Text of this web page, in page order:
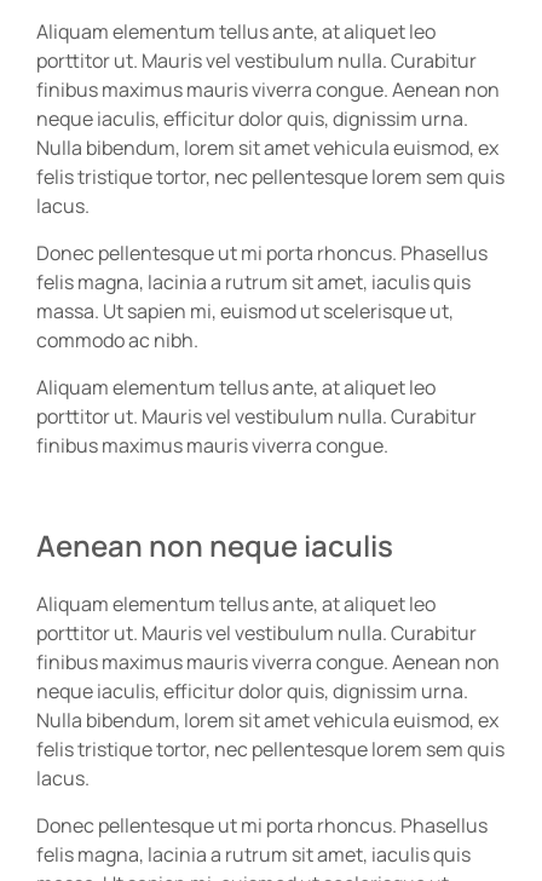
Aliquam elementum tellus ante, at aliquet leo
porttitor ut. Mauris vel vestibulum nulla. Curabitur
finibus maximus mauris viverra congue. Aenean non
neque iaculis, efficitur dolor quis, dignissim urna.
Nulla bibendum, lorem sit amet vehicula euismod, ex
felis tristique tortor, nec pellentesque lorem sem quis
lacus.
Donec pellentesque ut mi porta rhoncus. Phasellus
felis magna, lacinia a rutrum sit amet, iaculis quis
massa. Ut sapien mi, euismod ut scelerisque ut,
commodo ac nibh.
Aliquam elementum tellus ante, at aliquet leo
porttitor ut. Mauris vel vestibulum nulla. Curabitur
finibus maximus mauris viverra congue.
Aenean non neque iaculis
Aliquam elementum tellus ante, at aliquet leo
porttitor ut. Mauris vel vestibulum nulla. Curabitur
finibus maximus mauris viverra congue. Aenean non
neque iaculis, efficitur dolor quis, dignissim urna.
Nulla bibendum, lorem sit amet vehicula euismod, ex
felis tristique tortor, nec pellentesque lorem sem quis
lacus.
Donec pellentesque ut mi porta rhoncus. Phasellus
felis magna, lacinia a rutrum sit amet, iaculis quis